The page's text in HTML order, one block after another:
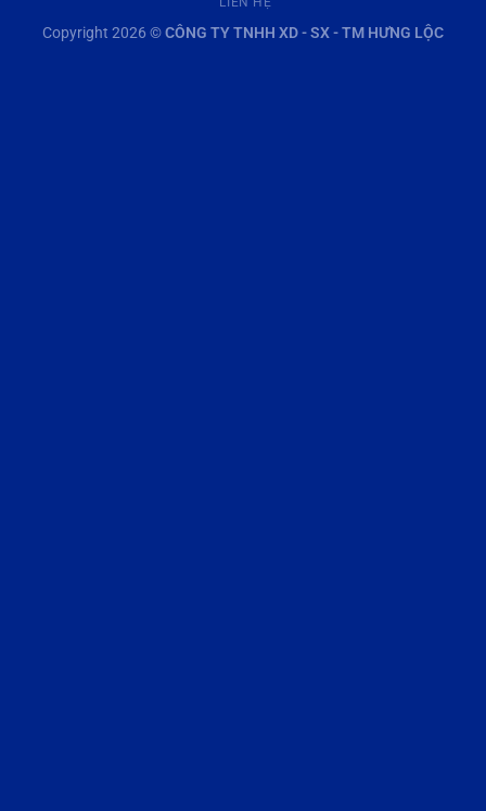
Copyright 2026 ©CÔNG TY TNHH XD - SX - TM HƯNG LỘC